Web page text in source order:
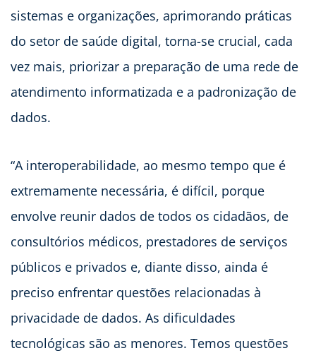
sistemas e organizações, aprimorando práticas
do setor de saúde digital, torna-se crucial, cada
vez mais, priorizar a preparação de uma rede de
atendimento informatizada e a padronização de
dados.
“A interoperabilidade, ao mesmo tempo que é
extremamente necessária, é difícil, porque
envolve reunir dados de todos os cidadãos, de
consultórios médicos, prestadores de serviços
públicos e privados e, diante disso, ainda é
preciso enfrentar questões relacionadas à
privacidade de dados. As dificuldades
tecnológicas são as menores. Temos questões